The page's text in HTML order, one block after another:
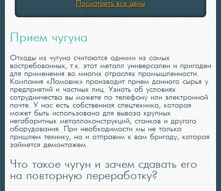
Посмотреть все цены
Прием чугуна
Отходы из чугуна считаются одними из самых
востребованных, т.к. этот металл универсален и пригоден
для применения во многих отраслях промышленности.
Компания «Ломовик» производит прием данного сырья у
предприятий и частных лиц. Узнать об условиях
сотрудничества вы можете по телефону или электронной
почте. У нас есть собственная спецтехника, которая
может быть использована для вывоза крупных
негабаритных металлоконструкций, станков и другого
оборудования. При необходимости мы не только
пришлем технику, но и отправим к вам бригаду, которая
займется демонтажем.
Что такое чугун и зачем сдавать его
на повторную переработку?